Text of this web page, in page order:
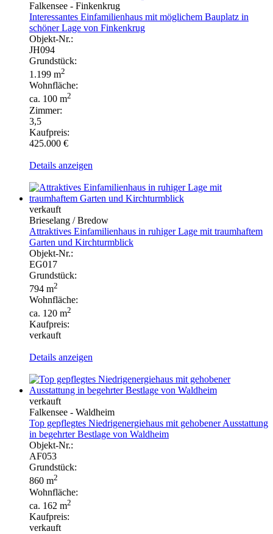
Falkensee - Finkenkrug
Interessantes Einfamilienhaus mit möglichem Bauplatz in
schöner Lage von Finkenkrug
Objekt-Nr.:
JH094
Grundstück:
1.199 m2
Wohnfläche:
ca. 100 m2
Zimmer:
3,5
Kaufpreis:
425.000 €
Details anzeigen
verkauft
Brieselang / Bredow
Attraktives Einfamilienhaus in ruhiger Lage mit traumhaftem
Garten und Kirchturmblick
Objekt-Nr.:
EG017
Grundstück:
794 m2
Wohnfläche:
ca. 120 m2
Kaufpreis:
verkauft
Details anzeigen
verkauft
Falkensee - Waldheim
Top gepflegtes Niedrigenergiehaus mit gehobener Ausstattung
in begehrter Bestlage von Waldheim
Objekt-Nr.:
AF053
Grundstück:
860 m2
Wohnfläche:
ca. 162 m2
Kaufpreis:
verkauft